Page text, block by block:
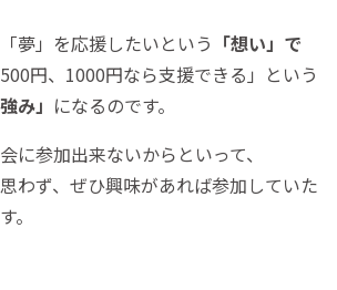
夢」を応援したいという 「想い」で
円、1000円なら支援できる」という
強み」 になるのです。
に参加出来ないからといって、
わず、ぜひ興味があれば参加していた
。